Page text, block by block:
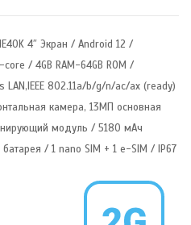
4″ Экран / Android 12 /
/ 4GB RAM-64GB ROM /
802.11a/b/g/n/ac/ax (ready)
камера, 13МП основная
модуль / 5180 мАч
/ 1 nano SIM + 1 e-SIM / IP67